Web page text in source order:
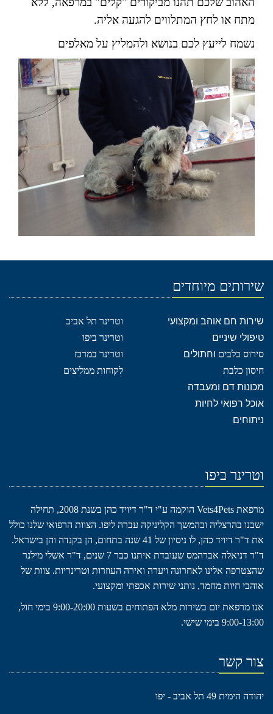
מתח או לחץ המתלווים להגעה אליה.
נשמח לייעץ לכם בנושא ולהמליץ על מאלפים
שירותים מיוחדים
שירות חם אוהב ומקצועי
וטרינר תל אביב
טיפולי שיניים
וטרינר ביפו
סירוס כלבים וחתולים
וטרינר במרכז
חיסון כלבת
לקוחות ממליצים
מכונות דם ומעבדה
אוכל רפואי לחיות
ניתוחים
וטרינר ביפו
מרפאת Vets4Pets הוקמה ע"י ד"ר דיויד כהן בשנת 2008, תחילה
ישבנו בהרצליה ובהמשך הקליניקה עברה ליפו. הצוות הרפואי שלנו כולל
את ד"ר דיויד כהן, לו ניסיון של 41 שנה בתחום, הן בקנדה והן בישראל.
ד"ר דניאלה אברהמס שעובדת איתנו כבר 7 שנים, ד"ר אשלי מילנר
שהצטרפה אלינו לאחרונה ויערה ואירה העוזרות וטרינריות. צוות של
אוהבי חיות מחמד, נותני שירות אכפתי ומקצועי.
אנו מרפאת יום בשירות מלא הפתוחים בשעות 9:00-20:00 בימי חול,
9:00-13:00 בימי שישי.
צור קשר
יהודה הימית 49 תל אביב - יפו